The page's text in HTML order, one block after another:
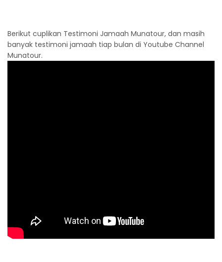
Berikut cuplikan Testimoni Jamaah Munatour, dan masih
banyak testimoni jamaah tiap bulan di Youtube Channel
Munatour.